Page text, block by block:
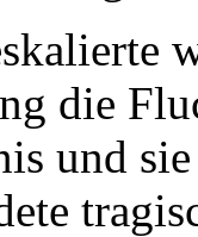
die
und